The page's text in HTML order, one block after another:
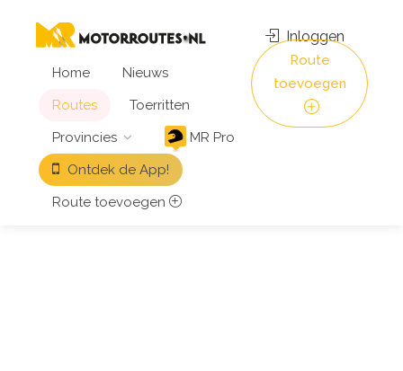
Home
Nieuws
Routes
Toerritten
Provincies
MR Pro
Ontdek de App!
Route toevoegen
Inloggen
Route
toevoegen